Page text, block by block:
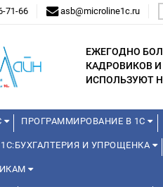
71-66 asb@microline1c.ru
ЕЖЕГОДНО
КАДРОВИКОВ
ИСПОЛЬЗУЮТ
ПРОГРАММИРОВАНИЕ В 1С
1С:БУХГАЛТЕРИЯ И УПРОЩЕНКА